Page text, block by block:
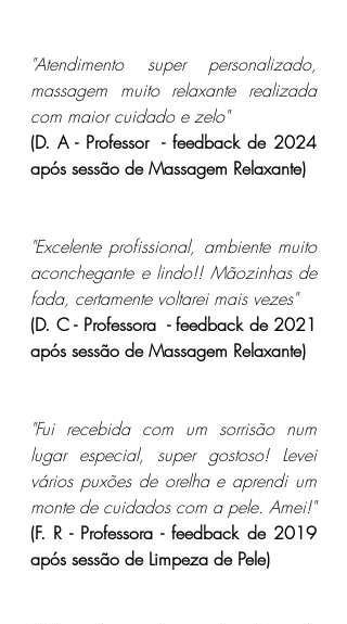
"Atendimento super personalizado,
massagem muito relaxante realizada
com maior cuidado e zelo"
(D. A - Professor  - feedback de 2024
após sessão de Massagem Relaxante)
"Excelente profissional, ambiente muito
aconchegante e lindo!! Mãozinhas de
fada, certamente voltarei mais vezes"
(D. C - Professora  - feedback de 2021
após sessão de Massagem Relaxante)
"Fui recebida com um sorrisão num
lugar especial, super gostoso! Levei
vários puxões de orelha e aprendi um
monte de cuidados com a pele. Amei!"
(F. R - Professora - feedback de 2019
após sessão de Limpeza de Pele)